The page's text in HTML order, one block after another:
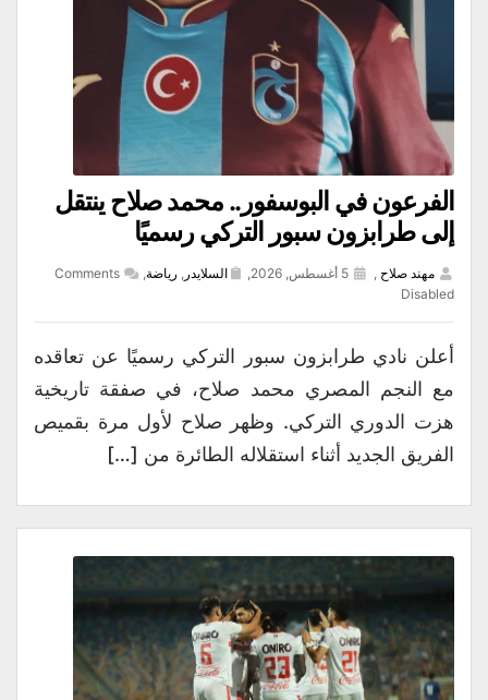
الفرعون في البوسفور.. محمد صلاح ينتقل
إلى طرابزون سبور التركي رسميًا
مهند صلاح , السلايدر , رياضة,
Comments
Disabled
أعلن نادي طرابزون سبور التركي رسميًا عن تعاقده
مع النجم المصري محمد صلاح، في صفقة تاريخية
هزت الدوري التركي. وظهر صلاح لأول مرة بقميص
الفريق الجديد أثناء استقلاله الطائرة من […]